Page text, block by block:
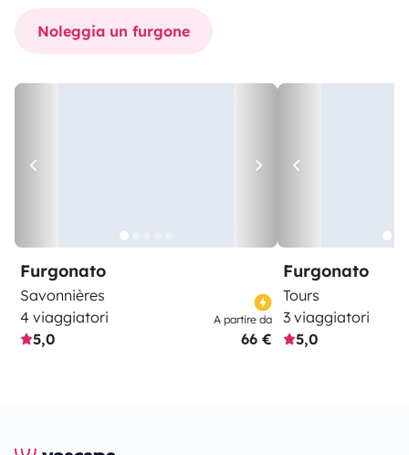
Noleggia un furgone
Furgonato
Savonnières
4 viaggiatori
5,0
A partire da
66 €
Furgonato
Tours
3 viaggiatori
5,0